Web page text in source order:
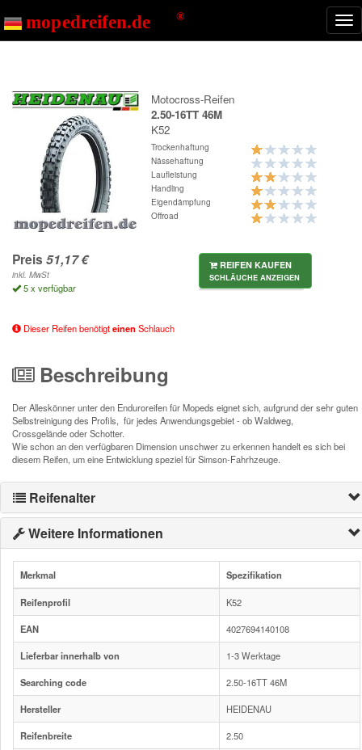
K52
Motocross-Reifen
2.50-16TT 46M
K52
Trockenhaftung
Nässehaftung
Laufleistung
Handling
Eigendämpfung
Offroad
Preis
inkl. MwSt
5 x verfügbar
REIFEN KAUFEN
SCHLÄUCHE ANZEIGEN
Dieser Reifen benötigteinen Schlauch
Beschreibung
Der Alleskönner unter den Enduroreifen für Mopeds eignet sich, aufgrund der sehr guten
Selbstreinigung des Profils, für jedes Anwendungsgebiet - ob Waldweg,
Crossgelände oder Schotter.
Wie schon an den verfügbaren Dimension unschwer zu erkennen handelt es sich bei
diesem Reifen, um eine Entwicklung speziel für Simson-Fahrhzeuge.
Reifenalter
Weitere Informationen
Merkmal Spezifikation
Reifenprofil K52
EAN 4027694140108
Lieferbar innerhalb von 1-3 Werktage
Searching code 2.50-16TT 46M
Hersteller HEIDENAU
Reifenbreite 2.50